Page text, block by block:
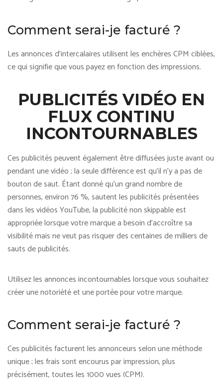
Comment serai-je facturé ?
Les annonces d’intercalaires utilisent les enchères CPM ciblées,
ce qui signifie que vous payez en fonction des impressions.
PUBLICITÉS VIDÉO EN
FLUX CONTINU
INCONTOURNABLES
Ces publicités peuvent également être diffusées juste avant ou
pendant une vidéo ; la seule différence est qu’il n’y a pas de
bouton de saut. Étant donné qu’un grand nombre de
personnes, environ 76 %, sautent les publicités présentées
dans les vidéos YouTube, la publicité non skippable est
appropriée lorsque votre marque a besoin d’accroître sa
visibilité mais ne veut pas risquer des centaines de milliers de
sauts de publicités.
Utilisez les annonces incontournables lorsque vous souhaitez
créer une notoriété et une portée pour votre marque.
Comment serai-je facturé ?
Ces publicités facturent les annonceurs selon une méthode
unique ; les frais sont encourus par impression, plus
précisément, toutes les 1000 vues (CPM).